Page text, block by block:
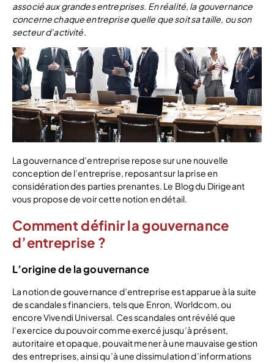
associé aux grandes entreprises. En réalité, la gouvernance
concerne chaque entreprise quelle que soit sa taille, ou son
secteur d’activité.
La gouvernance d’entreprise repose sur une nouvelle
conception de l’entreprise, reposant sur la prise en
considération des parties prenantes. Le Blog du Dirigeant
vous propose de voir cette notion en détail.
Comment définir la gouvernance
d’entreprise ?
L’origine de la gouvernance
La notion de gouvernance d’entreprise est apparue à la suite
de scandales financiers, tels que Enron, Worldcom, ou
encore Vivendi Universal. Ces scandales ont révélé que
l’exercice du pouvoir comme exercé jusqu’à présent,
autoritaire et opaque, pouvait mener à une mauvaise gestion
des entreprises, ainsi qu’à une dissimulation d’informations